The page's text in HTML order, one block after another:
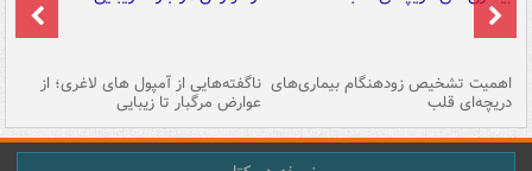
اهمیت تشخیص زودهنگام بیماری‌های
دریچه‌ای قلب
ناگفته‌هایی از آمپول های لاغری؛ از
عوارض مرگبار تا زیبایی